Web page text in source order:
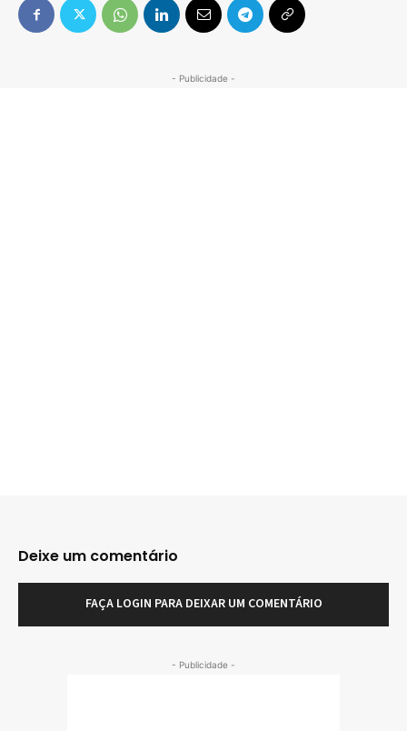
- Publicidade -
Deixe um comentário
FAÇA LOGIN PARA DEIXAR UM COMENTÁRIO
- Publicidade -